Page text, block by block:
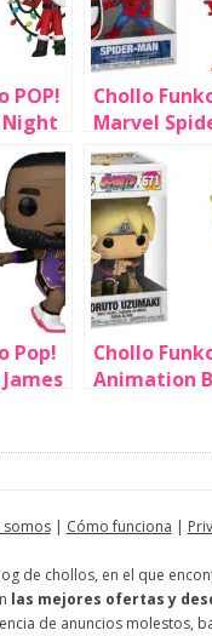
POP!
Night
Jack
Chollo
Marvel
por sólo 9,99€
(38% de
descuento)
Pop!
Chollo
Animation
somos| Cómo funciona |
de chollos, en el que
las mejores ofertas y
de anuncios molestos,